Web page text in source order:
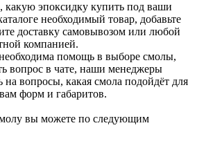
какую эпоксидку купить под ваши
необходимый товар, добавьте
доставку самовывозом или любой
компанией.
помощь в выборе смолы,
вопрос в чате, наши менеджеры
на вопросы, какая смола подойдёт для
форм и габаритов.
вы можете по следующим